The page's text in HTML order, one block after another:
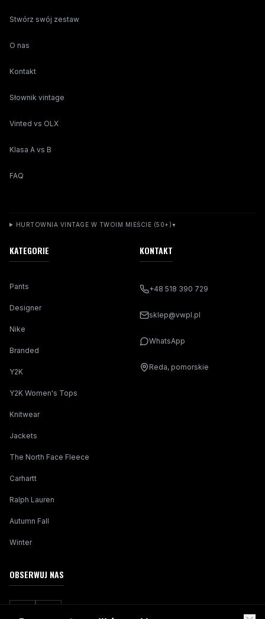
Stwórz swój zestaw
O nas
Kontakt
Słownik vintage
Vinted vs OLX
Klasa A vs B
FAQ
HURTOWNIA VINTAGE W TWOIM MIEŚCIE (50+) ▼
KATEGORIE
Pants
Designer
Nike
Branded
Y2K
Y2K Women's Tops
Knitwear
Jackets
The North Face Fleece
Carhartt
Ralph Lauren
Autumn Fall
Winter
KONTAKT
+48 518 390 729
sklep@vwpl.pl
WhatsApp
Reda, pomorskie
OBSERWUJ NAS